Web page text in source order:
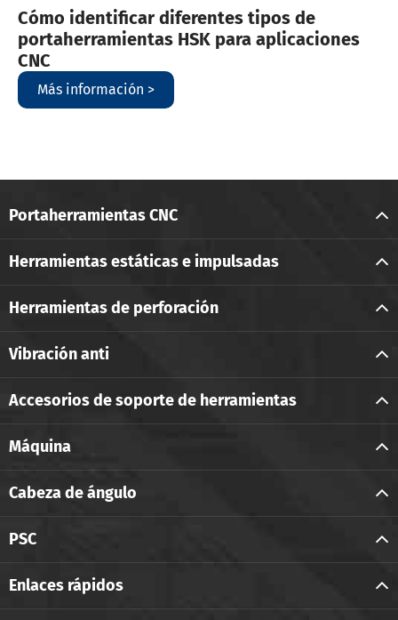
Cómo identificar diferentes tipos de
portaherramientas HSK para aplicaciones
CNC
Más información >
Portaherramientas CNC
Herramientas estáticas e impulsadas
Herramientas de perforación
Vibración anti
Accesorios de soporte de herramientas
Máquina
Cabeza de ángulo
PSC
Enlaces rápidos